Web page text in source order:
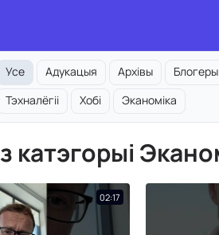
Усе Адукацыя Архівы Блогеры
Тэхналёгіі Хобі Эканоміка
катэгорыі
02:17